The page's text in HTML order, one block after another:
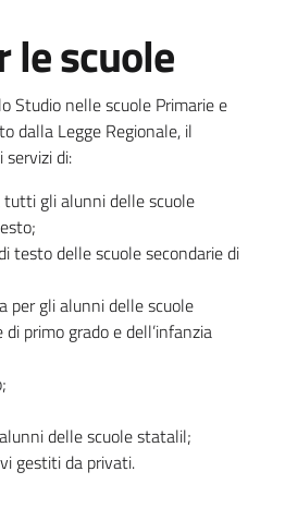
le scuole
Studio nelle scuole Primarie e
dalla Legge Regionale, il
servizi di:
gli alunni delle scuole
testo delle scuole secondarie di
per gli alunni delle scuole
di primo grado e dell’infanzia
delle scuole statalil;
gestiti da privati.